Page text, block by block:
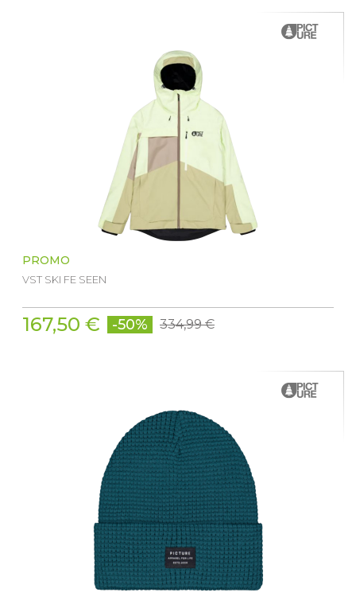
PROMO
VST SKI FE SEEN
167,50 € -50% 334,99 €